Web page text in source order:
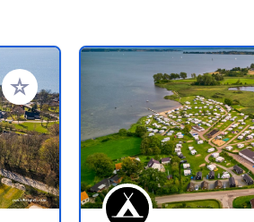
Ajouter à vos favoris